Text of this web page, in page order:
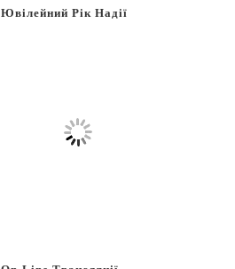
Ювілейний Рік Надії